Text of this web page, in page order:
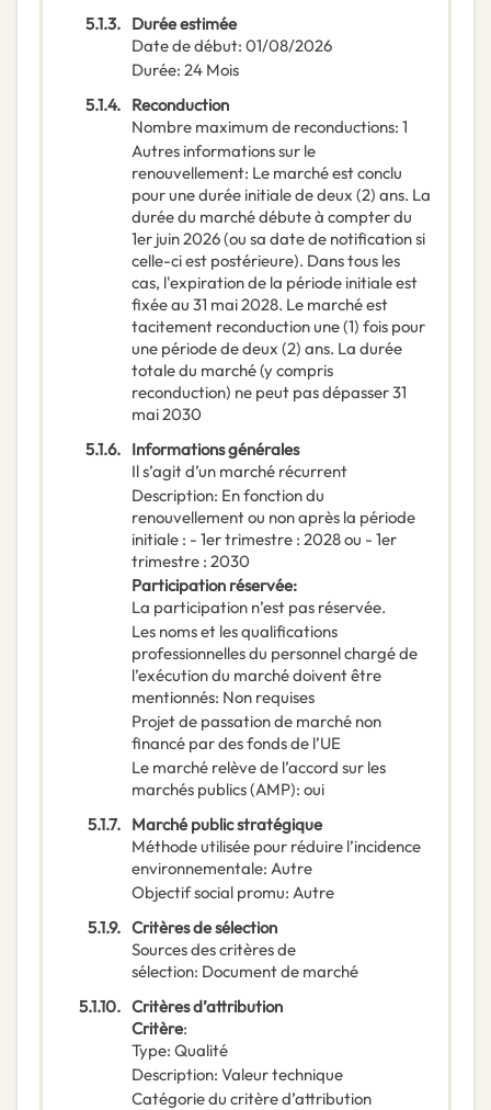
5.1.3. Durée estimée
Date de début: 01/08/2026
Durée: 24 Mois
5.1.4. Reconduction
Nombre maximum de reconductions: 1
Autres informations sur le
renouvellement: Le marché est conclu
pour une durée initiale de deux (2) ans. La
durée du marché débute à compter du
1er juin 2026 (ou sa date de notification si
celle-ci est postérieure). Dans tous les
cas, l'expiration de la période initiale est
fixée au 31 mai 2028. Le marché est
tacitement reconduction une (1) fois pour
une période de deux (2) ans. La durée
totale du marché (y compris
reconduction) ne peut pas dépasser 31
mai 2030
5.1.6. Informations générales
Il s’agit d’un marché récurrent
Description: En fonction du
renouvellement ou non après la période
initiale : - 1er trimestre : 2028 ou - 1er
trimestre : 2030
Participation réservée:
La participation n’est pas réservée.
Les noms et les qualifications
professionnelles du personnel chargé de
l’exécution du marché doivent être
mentionnés: Non requises
Projet de passation de marché non
financé par des fonds de l’UE
Le marché relève de l’accord sur les
marchés publics (AMP): oui
5.1.7. Marché public stratégique
Méthode utilisée pour réduire l’incidence
environnementale: Autre
Objectif social promu: Autre
5.1.9. Critères de sélection
Sources des critères de
sélection: Document de marché
5.1.10. Critères d’attribution
Critère:
Type: Qualité
Description: Valeur technique
Catégorie du critère d’attribution